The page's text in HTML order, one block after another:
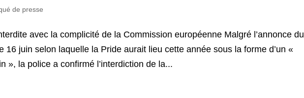
de presse
avec la complicité de la Commission européenne Malgré l’annonce du
16 juin selon laquelle la Pride aurait lieu cette année sous la forme d’un «
», la police a confirmé l’interdiction de la...